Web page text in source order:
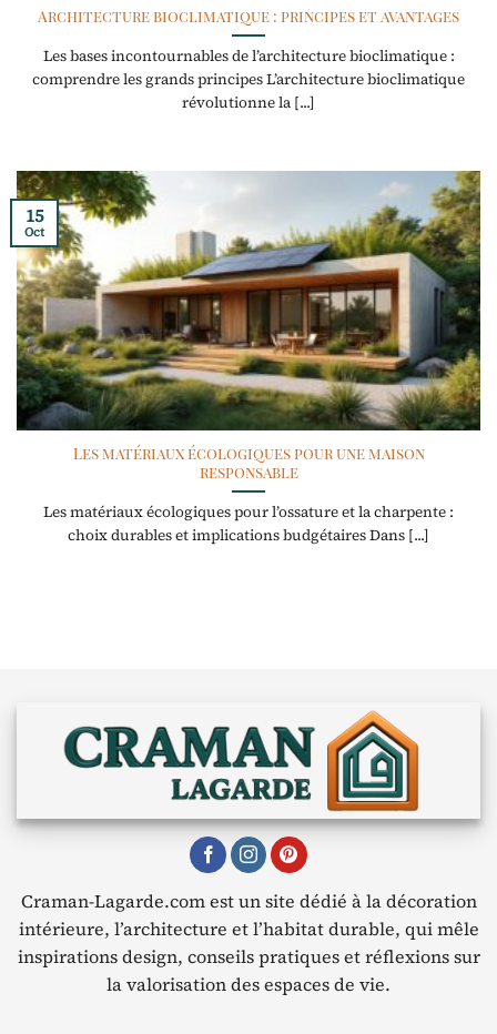
Architecture bioclimatique : principes et avantages
Les bases incontournables de l’architecture bioclimatique :
comprendre les grands principes L’architecture bioclimatique
révolutionne la [...]
Les matériaux écologiques pour une maison
responsable
Les matériaux écologiques pour l’ossature et la charpente :
choix durables et implications budgétaires Dans [...]
15
Oct
Craman-Lagarde.com est un site dédié à la décoration
intérieure, l’architecture et l’habitat durable, qui mêle
inspirations design, conseils pratiques et réflexions sur
la valorisation des espaces de vie.